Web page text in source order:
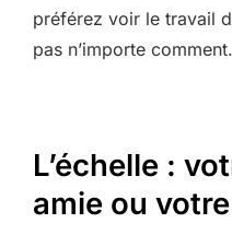
préférez voir le travail
pas n’importe comment.
L’échelle :
amie ou